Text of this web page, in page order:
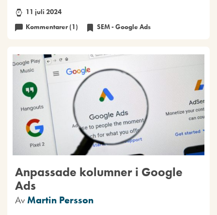
11 juli 2024
Kommentarer (1)
SEM - Google Ads
Anpassade kolumner i Google
Ads
Av Martin Persson